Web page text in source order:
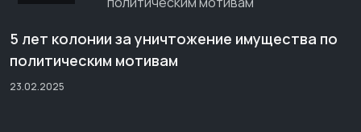
5 лет колонии за уничтожение имущества по
политическим мотивам
23.02.2025